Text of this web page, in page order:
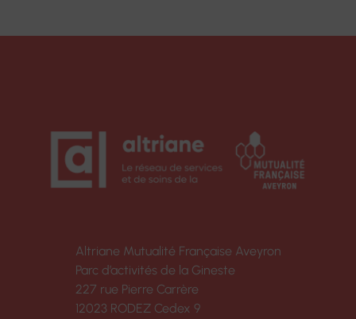
Altriane Mutualité Française Aveyron
Parc d’activités de la Gineste
227 rue Pierre Carrère
12023 RODEZ Cedex 9